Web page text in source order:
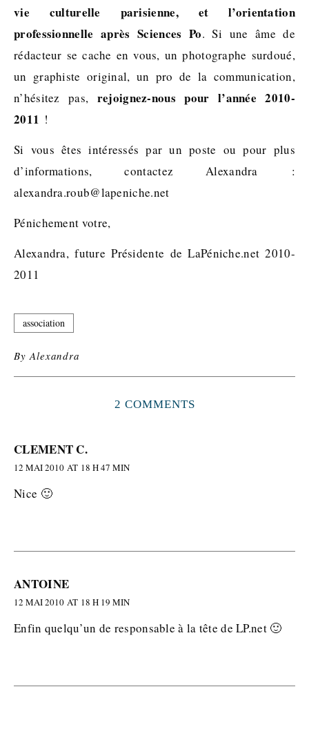
vie culturelle parisienne, et l’orientation
professionnelle après Sciences Po. Si une âme de
rédacteur se cache en vous, un photographe surdoué,
un graphiste original, un pro de la communication,
n’hésitez pas, rejoignez-nous pour l’année 2010-
2011 !
Si vous êtes intéressés par un poste ou pour plus
d’informations, contactez Alexandra :
alexandra.roub@lapeniche.net
Pénichement votre,
Alexandra, future Présidente de LaPéniche.net 2010-
2011
association
ByAlexandra
2 COMMENTS
CLEMENT C.
12 MAI 2010 AT 18 H 47 MIN
Nice 🙂
ANTOINE
12 MAI 2010 AT 18 H 19 MIN
Enfin quelqu’un de responsable à la tête de LP.net 🙂